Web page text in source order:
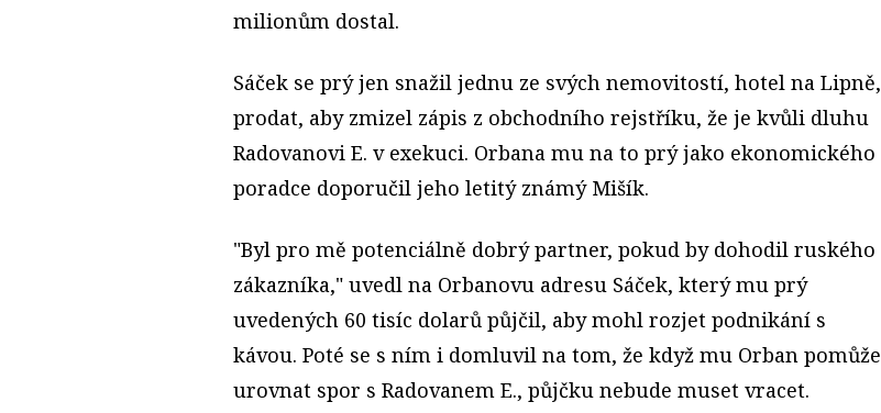
milionům dostal.
Sáček se prý jen snažil jednu ze svých nemovitostí, hotel na Lipně,
prodat, aby zmizel zápis z obchodního rejstříku, že je kvůli dluhu
Radovanovi E. v exekuci. Orbana mu na to prý jako ekonomického
poradce doporučil jeho letitý známý Mišík.
"Byl pro mě potenciálně dobrý partner, pokud by dohodil ruského
zákazníka," uvedl na Orbanovu adresu Sáček, který mu prý
uvedených 60 tisíc dolarů půjčil, aby mohl rozjet podnikání s
kávou. Poté se s ním i domluvil na tom, že když mu Orban pomůže
urovnat spor s Radovanem E., půjčku nebude muset vracet.